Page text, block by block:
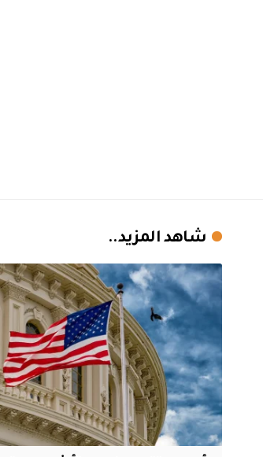
شاهد المزيد..